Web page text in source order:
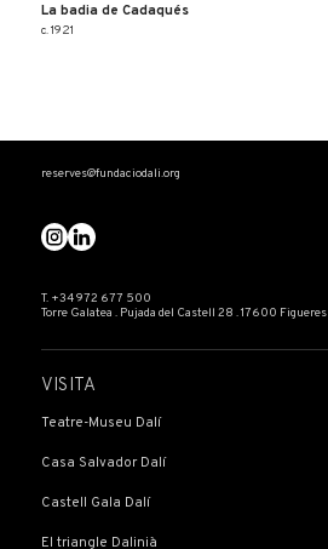
La badia de Cadaqués
c. 1921
reserves@fundaciodali.org
T. +34 972 677 500
Torre Galatea . Pujada del Castell 28 . 17600 Figueres
VISITA
Teatre-Museu Dalí
Casa Salvador Dalí
Castell Gala Dalí
El triangle Dalinià